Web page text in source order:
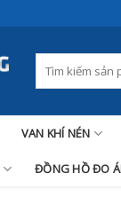
VAN KHÍ NÉN
ĐỒNG HỒ ĐO